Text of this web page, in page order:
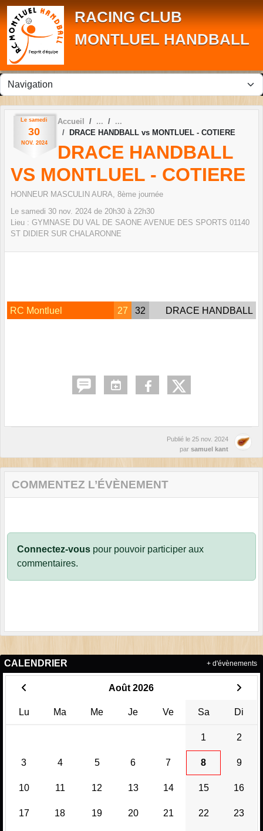
RACING CLUB
MONTLUEL HANDBALL
Le samedi
30
NOV. 2024
Accueil
DRACE HANDBALL vs MONTLUEL - COTIERE
DRACE HANDBALL
VS MONTLUEL - COTIERE
HONNEUR MASCULIN AURA, 8ème journée
Le samedi 30 nov. 2024 de 20h30 à 22h30
Lieu : GYMNASE DU VAL DE SAONE AVENUE DES SPORTS 01140
ST DIDIER SUR CHALARONNE
RC Montluel 27 32 DRACE HANDBALL
Publié le 25 nov. 2024
par samuel kant
COMMENTEZ L’ÉVÈNEMENT
Connectez-vous pour pouvoir participer aux
commentaires.
CALENDRIER
Août 2026
Lu Ma Me Je Ve Sa Di
1 2
3 4 5 6 7 8 9
10 11 12 13 14 15 16
17 18 19 20 21 22 23
+ d'évènements
Panneau de gestion des cookies